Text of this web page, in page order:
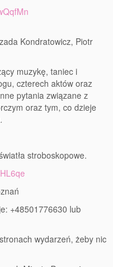
Kondratowicz, Piotr
muzykę, taniec i
czterech aktów oraz
pytania związane z
oraz tym, co dzieje
stroboskopowe.
+48501776630 lub
wydarzeń, żeby nic